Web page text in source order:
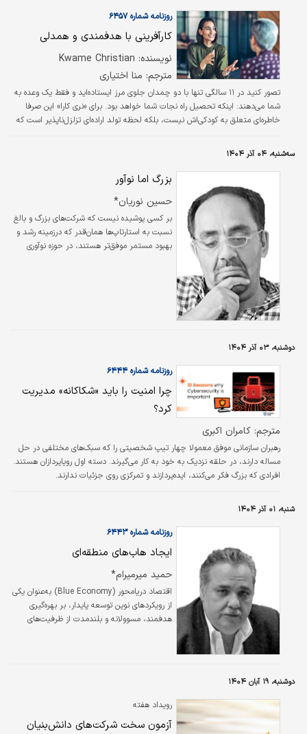
روزنامه شماره ۶۴۵۷
کارآفرینی با هدفمندی و همدلی
نویسنده: Kwame Christian
مترجم: منا اختیاری
تصور کنید در ۱۱ سالگی تنها با دو چمدان جلوی مرز ایستاده‌اید و فقط یک وعده به
شما می‌دهند: اینکه تحصیل راه نجات شما خواهد بود. برای «نری کارا» این صرفا
خاطره‌ای متعلق به کودکی‌اش نیست، بلکه لحظه تولد اراده‌ای تزلزل‌ناپذیر است که
سه‌شنبه، ۰۴ آذر ۱۴۰۴
بزرگ اما نوآور
حسین نوریان*
بر کسی پوشیده نیست که شرکت‌های بزرگ و بالغ
نسبت به استارتاپ‌ها همان‌قدر که درزمینه رشد و
بهبود مستمر موفق‌‌تر هستند، در حوزه نوآوری
دوشنبه، ۰۳ آذر ۱۴۰۴
روزنامه شماره ۶۴۴۴
چرا امنیت را باید «شکاکانه» مدیریت
کرد؟
مترجم: کامران اکبری
رهبران سازمانی موفق معمولا چهار تیپ شخصیتی را که سبک‌های مختلفی در حل
مساله دارند، در حلقه نزدیک به خود به کار می‌گیرند. دسته اول رویاپردازان هستند.
افرادی که بزرگ فکر می‌کنند، ایده‌پردازند و تمرکزی روی جزئیات ندارند.
شنبه، ۰۱ آذر ۱۴۰۴
روزنامه شماره ۶۴۴۳
ایجاد هاب‌های منطقه‌ای
حمید میرمیرام*
اقتصاد دریامحور (Blue Economy) به‌عنوان یکی
از رویکردهای نوین توسعه پایدار، بر بهره‌گیری
هدفمند، مسوولانه و بلندمدت از ظرفیت‌های
دوشنبه، ۱۹ آبان ۱۴۰۴
رویداد هفته
آزمون سخت شرکت‌های دانش‌بنیان